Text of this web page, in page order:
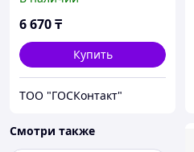
6 670₸
Купить
ТОО "ГОСКонтакт"
Смотри также